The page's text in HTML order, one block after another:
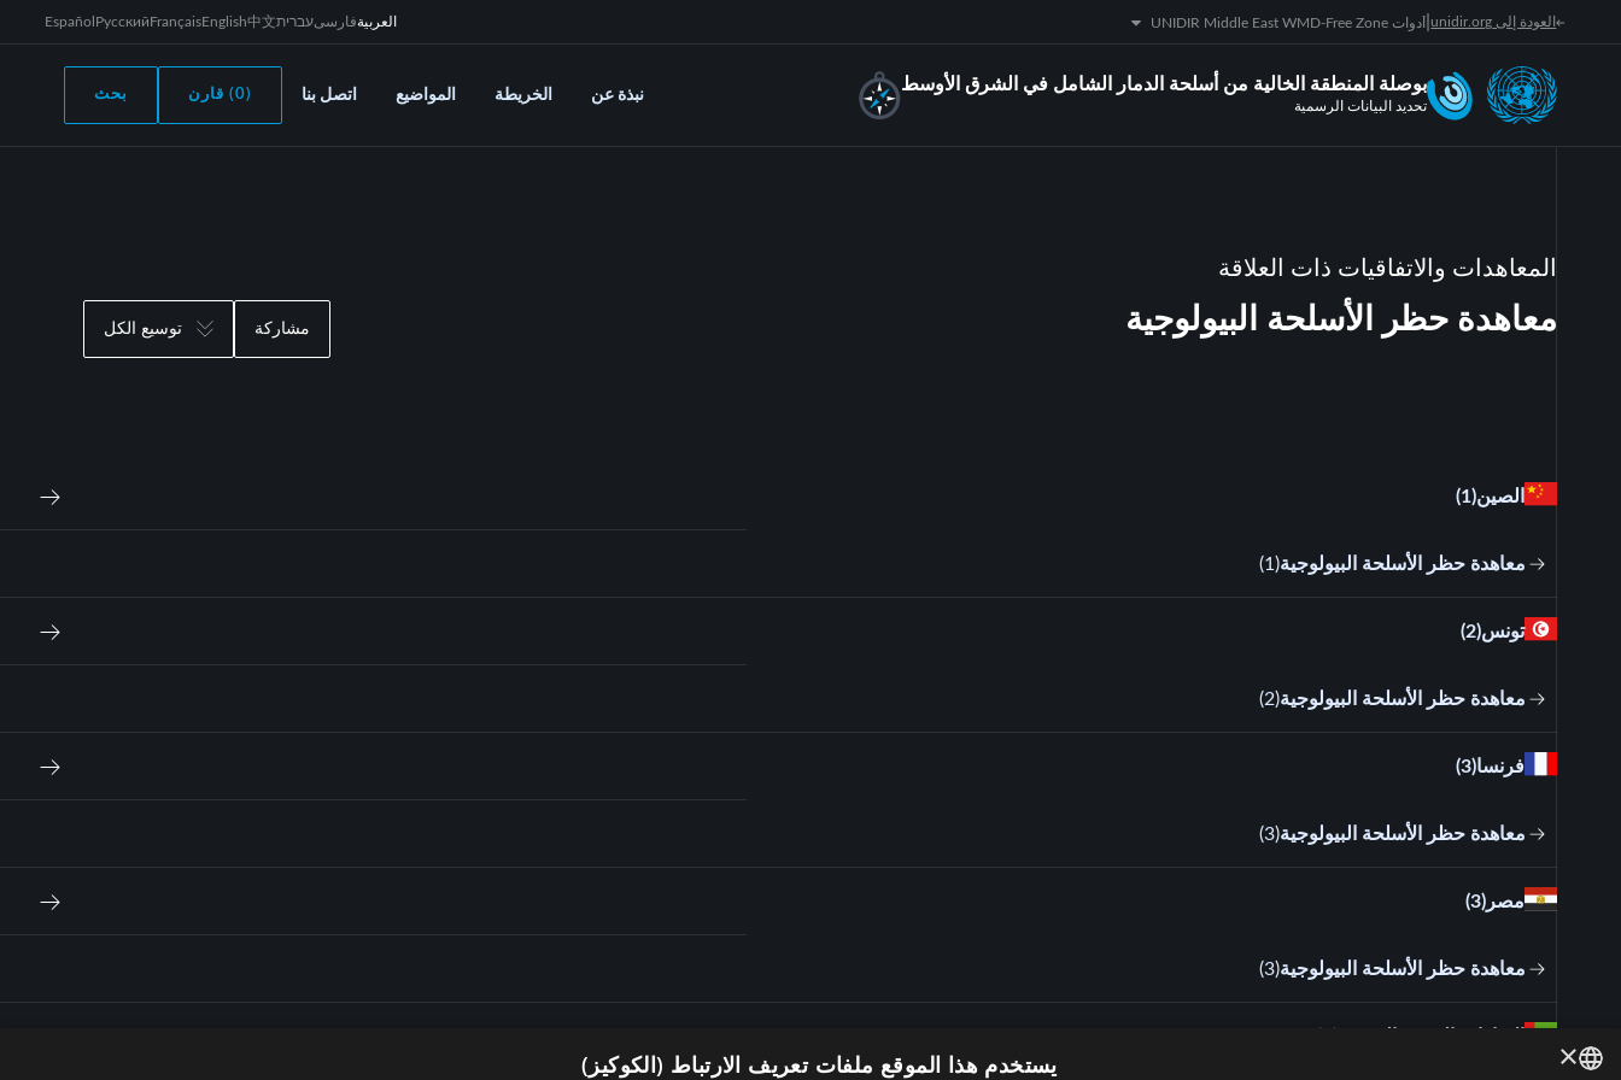
العودة إلى unidir.org | أدوات UNIDIR Middle East WMD-Free Zone العربيةفارسیעברית中文
English
Français
Русский
Español
بوصلة المنطقة الخالية من أسلحة الدمار الشامل في الشرق الأوسط
تحديد البيانات الرسمية
نبذة عن الخريطة المواضيع اتصل بنا (0) قارن بحث
المعاهدات والاتفاقيات ذات العلاقة
معاهدة حظر الأسلحة البيولوجية مشاركة توسيع الكل
الصين(1)
معاهدة حظر الأسلحة البيولوجية(
1
)
تونس(2)
معاهدة حظر الأسلحة البيولوجية(
2
)
فرنسا(3)
معاهدة حظر الأسلحة البيولوجية(
3
)
مصر (3)
معاهدة حظر الأسلحة البيولوجية(
3
)
× يستخدم هذا الموقع ملفات تعريف الارتباط (الكوكيز)